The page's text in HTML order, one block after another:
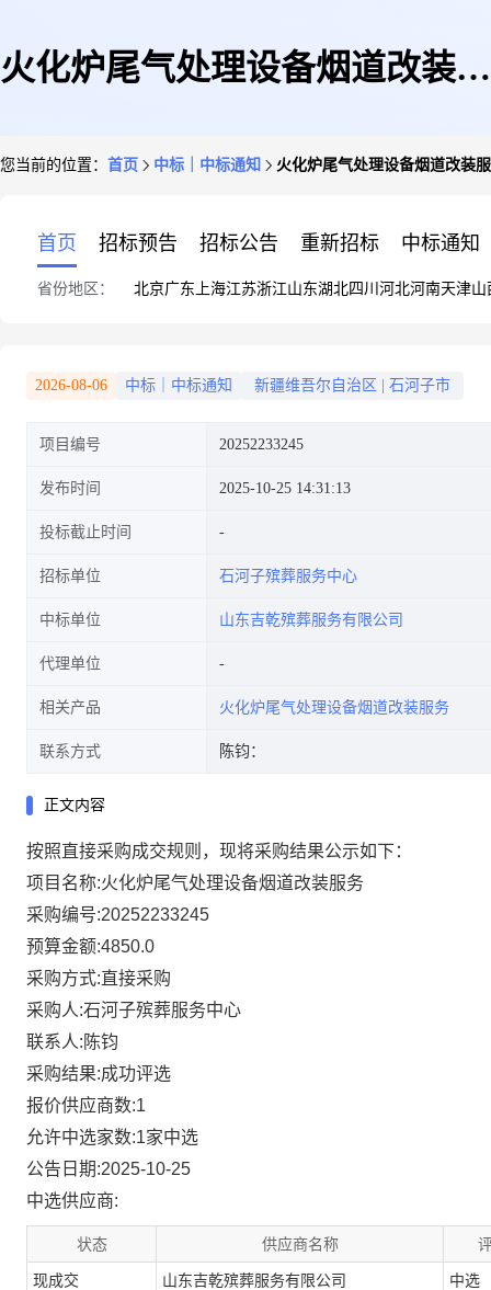
火化炉尾气处理设备烟道改装服
您当前的位置： 首页 中标｜中标通知 火化炉尾气处理设备烟道改装
首页 招标预告 招标公告 重新招标 中标通知
省份地区： 北京广东 上海江苏浙江山东湖北四川 河北河南天津山
2026-08-06 中标｜中标通知 新疆维吾尔自治区 石河子市
项目编号 20252233245
发布时间 2025-10-25 14:31:13
投标截止时间
招标单位 石河子殡葬服务中心
中标单位 山东吉乾殡葬服务有限公司
代理单位
相关产品 火化炉尾气处理设备烟道改装服务
联系方式 陈钧：
正文内容
按照直接采购成交规则，现将采购结果公示如下：
项目名称:火化炉尾气处理设备烟道改装服务
采购编号:20252233245
预算金额:4850.0
采购方式:直接采购
采购人:石河子殡葬服务中心
联系人:陈钧
采购结果:成功评选
报价供应商数:1
允许中选家数:1家中选
公告日期:2025-10-25
中选供应商:
状态 供应商名称
现成交 山东吉乾殡葬服务有限公司 中选